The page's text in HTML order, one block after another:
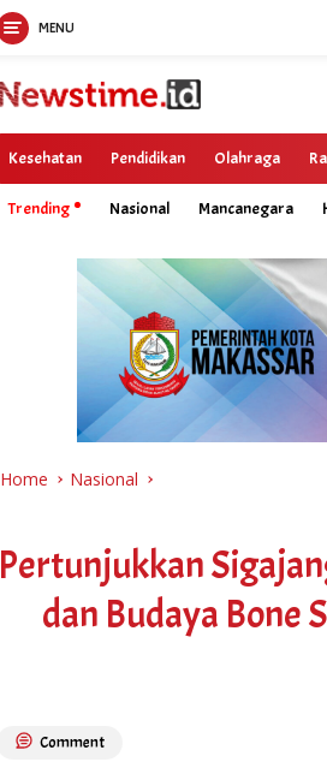
MENU
Kesehatan Pendidikan Olahraga
Trending Nasional Mancanegara
Home Nasional
Pertunjukkan
dan Budaya Bone
Comment